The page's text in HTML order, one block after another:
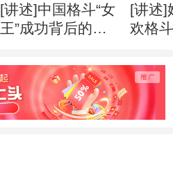
[讲述]中国格斗“女
王”成功背后的心
[讲述]
欢格
量